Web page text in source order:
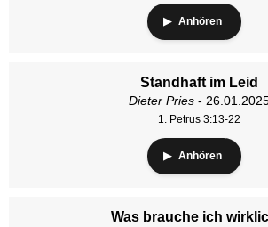
Anhören
Standhaft im Leid
Dieter Pries-
1. Petrus 3:13-22
Anhören
Was brauche ich